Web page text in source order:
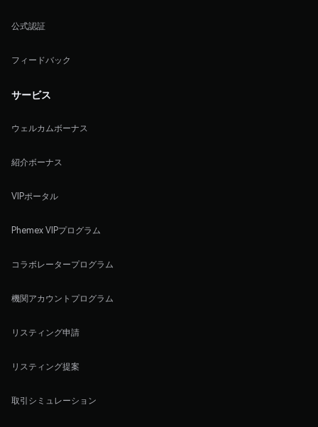
公式認証
フィードバック
サービス
ウェルカムボーナス
紹介ボーナス
VIPポータル
Phemex VIPプログラム
コラボレータープログラム
機関アカウントプログラム
リスティング申請
リスティング提案
取引シミュレーション